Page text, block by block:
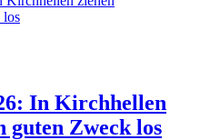
In Kirchhellen
guten Zweck los